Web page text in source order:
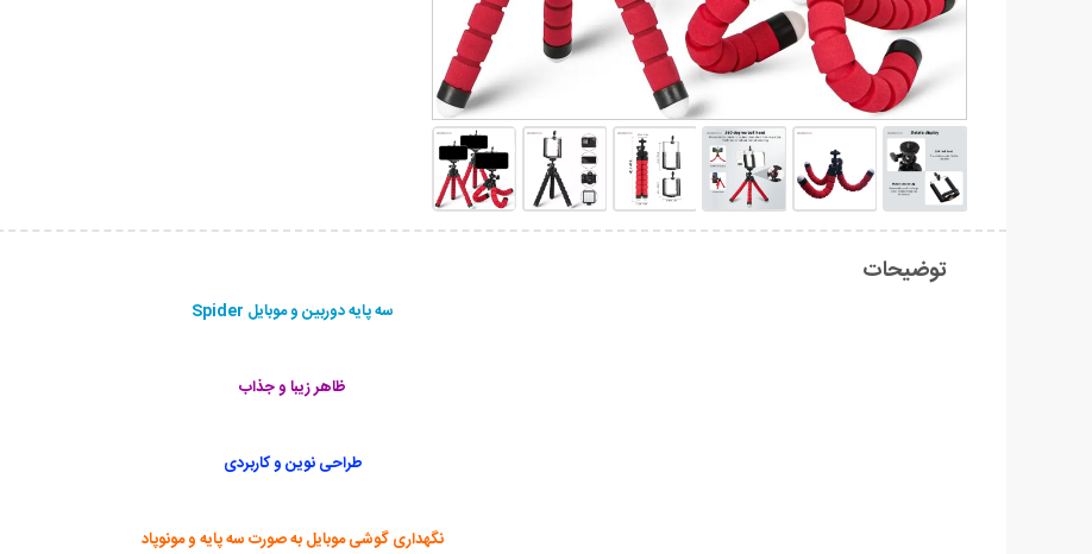
توضیحات
سه پایه دوربین و موبایل Spider
ظاهر زیبا و جذاب
طراحی نوین و کاربردی
نگهداری گوشی موبایل به صورت سه پایه و مونوپاد